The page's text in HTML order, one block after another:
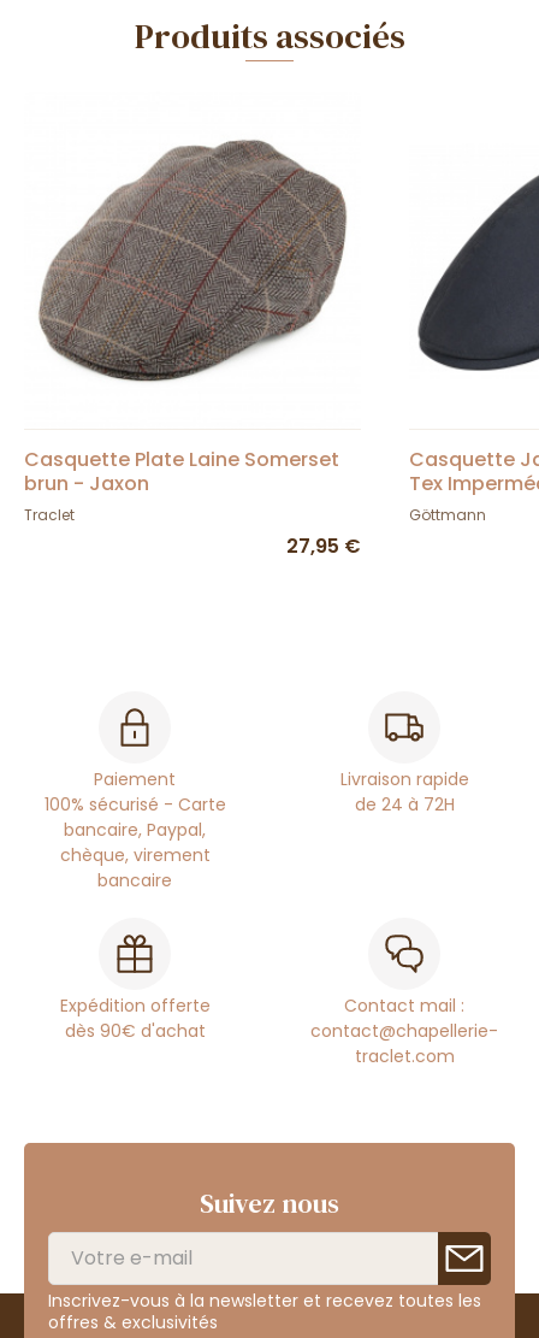
Produits associés
Casquette Plate Laine Somerset
brun - Jaxon
Traclet
27,95 €
Casquette
Tex
Göttmann
Göttmann
Paiement
100% sécurisé - Carte
bancaire, Paypal,
chèque, virement
bancaire
Livraison rapide
de 24 à 72H
Expédition offerte
dès 90€ d'achat
Contact mail :
contact@chapellerie-
traclet.com
Suivez nous
Inscrivez-vous à la newsletter et recevez toutes les
offres & exclusivités